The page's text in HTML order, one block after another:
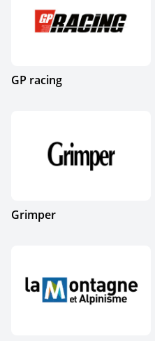
GP racing
Grimper